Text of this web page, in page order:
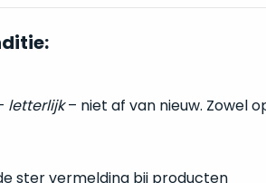
letterlijk– niet af van nieuw. Zowel
ster vermelding bij producten